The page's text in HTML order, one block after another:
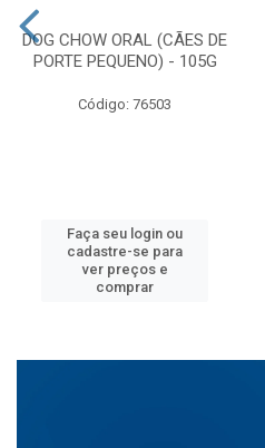
DOG CHOW ORAL (CÃES DE
PORTE PEQUENO) - 105G
Código: 76503
Faça seu login ou
cadastre-se para
ver preços e
comprar